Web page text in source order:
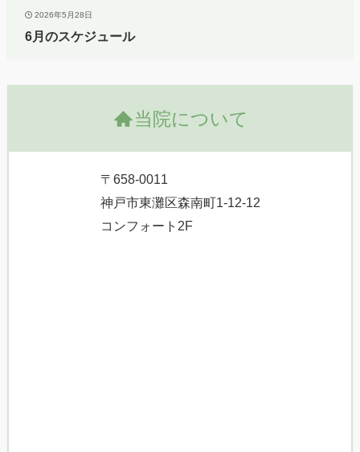
2026年5月28日
6月のスケジュール
当院について
〒658-0011
神戸市東灘区森南町1-12-12
コンフォート2F